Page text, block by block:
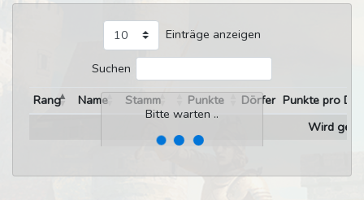
Einträge anzeigen
Suchen
Bitte warten ..
Rang Name Stamm Punkte Dörfer Punkte pro
Wird